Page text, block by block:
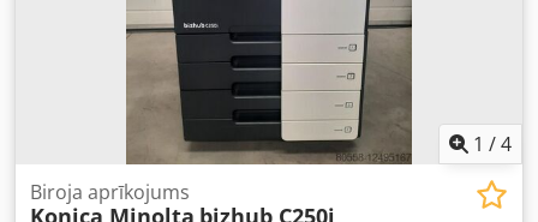
1 /4
Biroja aprīkojums
Konica Minolta bizhub C250i